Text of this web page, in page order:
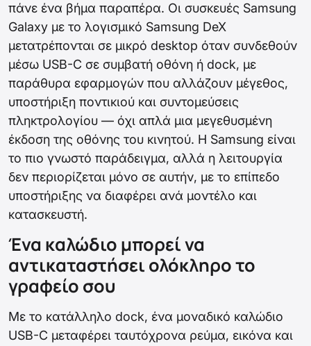
πάνε ένα βήμα παραπέρα. Οι συσκευές Samsung
Galaxy με το λογισμικό Samsung DeX
μετατρέπονται σε μικρό desktop όταν συνδεθούν
μέσω USB-C σε συμβατή οθόνη ή dock, με
παράθυρα εφαρμογών που αλλάζουν μέγεθος,
υποστήριξη ποντικιού και συντομεύσεις
πληκτρολογίου — όχι απλά μια μεγεθυσμένη
έκδοση της οθόνης του κινητού. Η Samsung είναι
το πιο γνωστό παράδειγμα, αλλά η λειτουργία
δεν περιορίζεται μόνο σε αυτήν, με το επίπεδο
υποστήριξης να διαφέρει ανά μοντέλο και
κατασκευστή.
Ένα καλώδιο μπορεί να
αντικαταστήσει ολόκληρο το
γραφείο σου
Με το κατάλληλο dock, ένα μοναδικό καλώδιο
USB-C μεταφέρει ταυτόχρονα ρεύμα, εικόνα και